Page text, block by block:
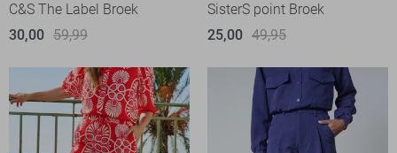
C&S The Label Broek
30,00 59,99
SisterS point Broek
25,00 49,95